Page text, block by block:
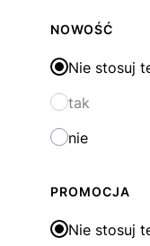
NOWOŚĆ
Nie stosuj
tak
nie
PROMOCJA
Nie stosuj